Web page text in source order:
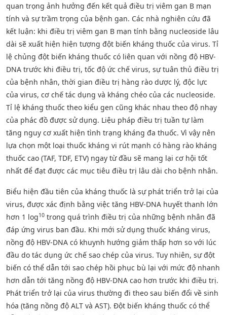
quan trọng ảnh hưởng đến kết quả điều trị viêm gan B mạn
tính và sự trầm trọng của bệnh gan. Các nhà nghiên cứu đã
kết luận: khi điều trị viêm gan B mạn tính bằng nucleoside lâu
dài sẽ xuất hiện hiện tượng đột biến kháng thuốc của virus. Tỉ
lệ chủng đột biến kháng thuốc có liên quan với nồng độ HBV-
DNA trước khi điều trị, tốc độ ức chế virus, sự tuân thủ điều trị
của bệnh nhân, thời gian điều trị hàng rào dược lý, độc lực
của virus, cơ chế tác dụng và kháng chéo của các nucleoside.
Tỉ lệ kháng thuốc theo kiểu gen cũng khác nhau theo độ nhạy
của phác đồ được sử dụng. Liệu pháp điều trị tuần tự làm
tăng nguy cơ xuất hiện tình trạng kháng đa thuốc. Vì vậy nên
lựa chọn một loại thuốc kháng vi rút mạnh có hàng rào kháng
thuốc cao (TAF, TDF, ETV) ngay từ đầu sẽ mang lại cơ hội tốt
nhất để đạt được các mục tiêu điều trị lâu dài cho bệnh nhân.
Biểu hiện đầu tiên của kháng thuốc là sự phát triển trở lại của
virus, được xác định bằng việc tăng HBV-DNA huyết thanh lớn
hơn 1 log10 trong quá trình điều trị của những bệnh nhân đã
đáp ứng virus ban đầu. Khi mới sử dụng thuốc kháng virus,
nồng độ HBV-DNA có khuynh hướng giảm thấp hơn so với lúc
đầu do tác dụng ức chế sao chép của virus. Tuy nhiên, sự đột
biến có thể dẫn tới sao chép hồi phục bù lại với mức độ nhanh
hơn dẫn tới tăng nồng độ HBV-DNA cao hơn trước khi điều trị.
Phát triển trở lại của virus thường đi theo sau biến đổi về sinh
hóa (tăng nồng độ ALT và AST). Đột biến kháng thuốc có thể